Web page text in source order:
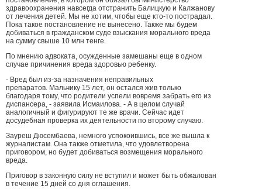
здравоохранения навсегда отстранить Балицкую и Калжанову
от лечения детей. Мы не хотим, чтобы еще кто-то пострадал.
Пока такое постановление не вынесено. Также мы будем
добиваться в гражданском суде взыскания морального вреда
на сумму свыше 10 млн тенге.
По мнению адвоката, осужденные замешаны еще в одном
случае причинения вреда здоровью ребенку.
- Вред был из-за назначения неправильных
препаратов. Мальчику 15 лет, он остался жив только
благодаря тому, что родители успели вовремя забрать его из
диспансера, - заявила Исмаилова. - А в целом случай
аналогичный и фигурируют те же врачи. Сейчас идет
досудебная проверка их деятельности по второму случаю.
Зауреш Дюсембаева, немного успокоившись, все же вышла к
журналистам. Она также отметила, что удовлетворена
приговором, но будет добиваться возмещения морального
вреда.
Приговор в законную силу не вступил и может быть обжалован
в течение 15 дней со дня оглашения.